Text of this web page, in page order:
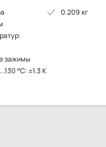
зажимы
°C: ±1.3 K
0.209 кг